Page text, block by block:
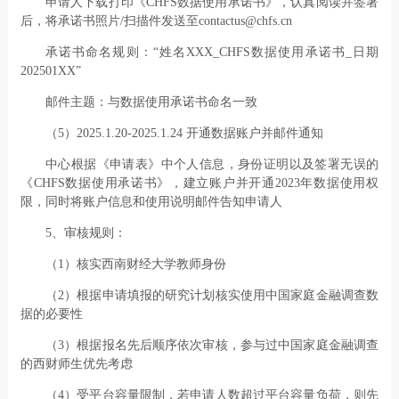
后，将承诺书照片/扫描件发送至contactus@chfs.cn
承诺书命名规则：“姓名XXX_CHFS数据使用承诺书_日期
202501XX”
邮件主题：与数据使用承诺书命名一致
（5）2025.1.20-2025.1.24 开通数据账户并邮件通知
中心根据《申请表》中个人信息，身份证明以及签署无误的
《CHFS数据使用承诺书》，建立账户并开通2023年数据使用权
限，同时将账户信息和使用说明邮件告知申请人
5、审核规则：
（1）核实西南财经大学教师身份
（2）根据申请填报的研究计划核实使用中国家庭金融调查数
据的必要性
（3）根据报名先后顺序依次审核，参与过中国家庭金融调查
的西财师生优先考虑
（4）受平台容量限制，若申请人数超过平台容量负荷，则先